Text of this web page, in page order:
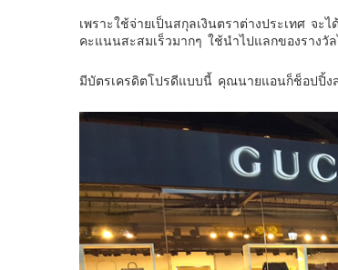
เพราะใช้จ่ายเป็นสกุลเงินตราต่างประเทศ จ
คะแนนสะสมเร็วมากๆ ใช้นำไปแลกของรางวัล
มีบัตรเครดิตโปรดีแบบนี้ คุณนายแอนก็ช็อปปิ้ง